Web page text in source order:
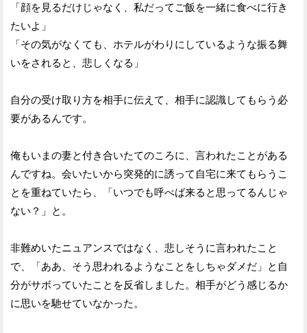
「顔を見るだけじゃなく、私だってご飯を一緒に食べに行き
たいよ」
「その気がなくても、ホテルがわりにしているような振る舞
いをされると、悲しくなる」
自分の受け取り方を相手に伝えて、相手に認識してもらう必
要があるんです。
俺もいまの妻と付き合いたてのころに、言われたことがある
んですね。会いたいから突発的に誘って自宅に来てもらうこ
とを重ねていたら、「いつでも呼べば来ると思ってるんじゃ
ない？」と。
非難めいたニュアンスではなく、悲しそうに言われたこと
で、「ああ、そう思われるようなことをしちゃダメだ」と自
分がサボっていたことを反省しました。相手がどう感じるか
に思いを馳せていなかった。